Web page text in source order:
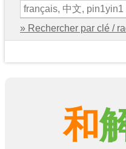
» Rechercher par clé /
和